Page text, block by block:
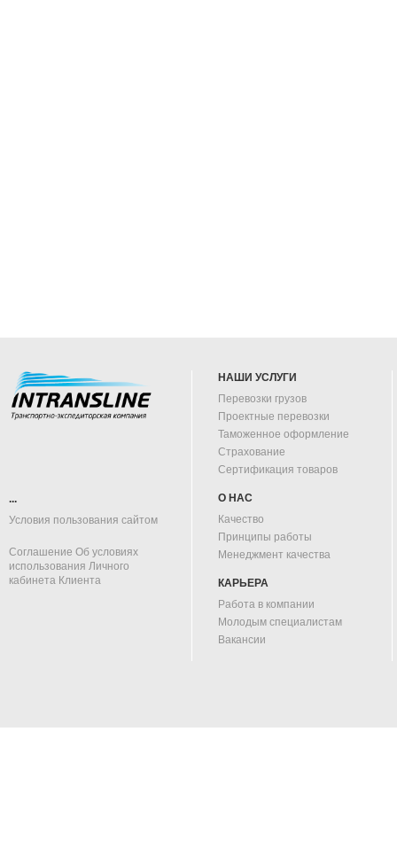
...
Условия пользования сайтом
Соглашение Об условиях
использования Личного
кабинета Клиента
НАШИ УСЛУГИ
Перевозки грузов
Проектные перевозки
Таможенное оформление
Страхование
Сертификация товаров
О НАС
Качество
Принципы работы
Менеджмент качества
КАРЬЕРА
Работа в компании
Молодым специалистам
Вакансии